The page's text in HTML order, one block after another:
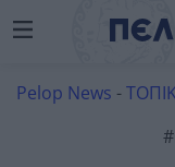
Pelop News -
#